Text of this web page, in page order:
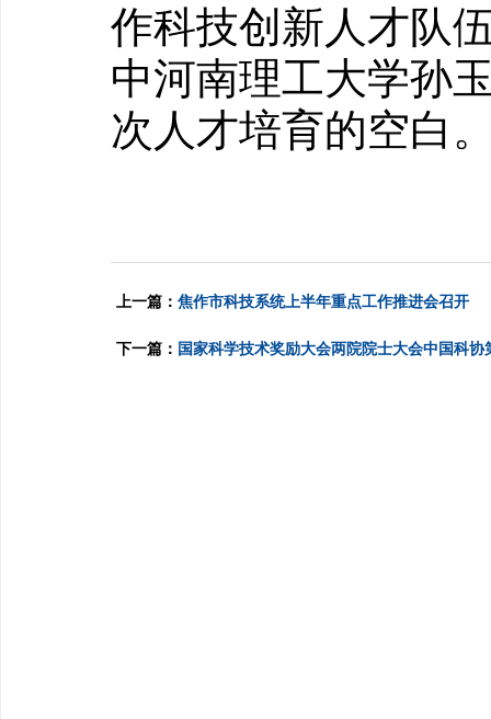
作科技创新人才队
中河南理工大学孙
次人才培育的空白
上一篇： 焦作市科技系统上半年重点工作推进会召开
下一篇： 国家科学技术奖励大会两院院士大会中国科